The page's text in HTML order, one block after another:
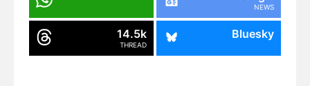
NEWS
14.5k
THREAD
Bluesky